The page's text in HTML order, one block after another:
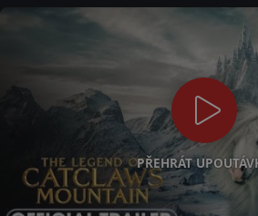
PŘEHRÁT